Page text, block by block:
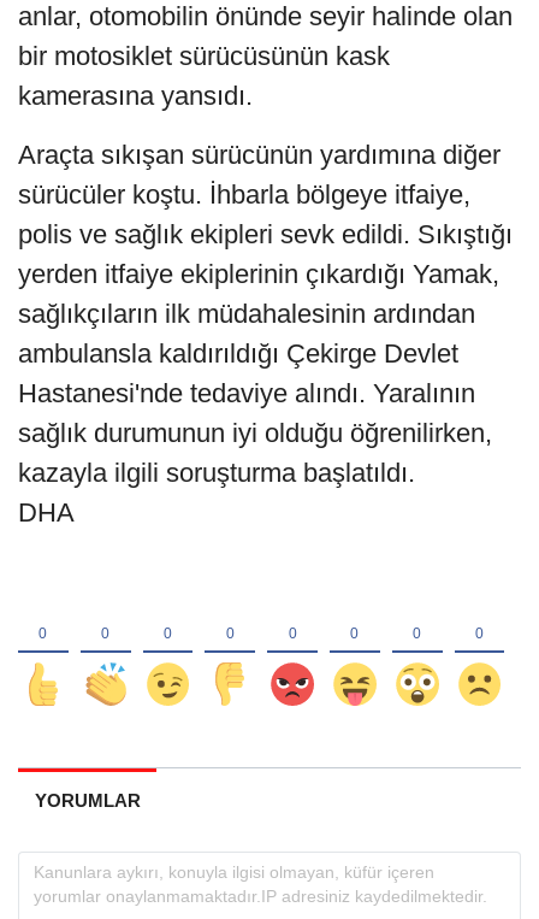
anlar, otomobilin önünde seyir halinde olan
bir motosiklet sürücüsünün kask
kamerasına yansıdı.
Araçta sıkışan sürücünün yardımına diğer
sürücüler koştu. İhbarla bölgeye itfaiye,
polis ve sağlık ekipleri sevk edildi. Sıkıştığı
yerden itfaiye ekiplerinin çıkardığı Yamak,
sağlıkçıların ilk müdahalesinin ardından
ambulansla kaldırıldığı Çekirge Devlet
Hastanesi'nde tedaviye alındı. Yaralının
sağlık durumunun iyi olduğu öğrenilirken,
kazayla ilgili soruşturma başlatıldı.
DHA
YORUMLAR